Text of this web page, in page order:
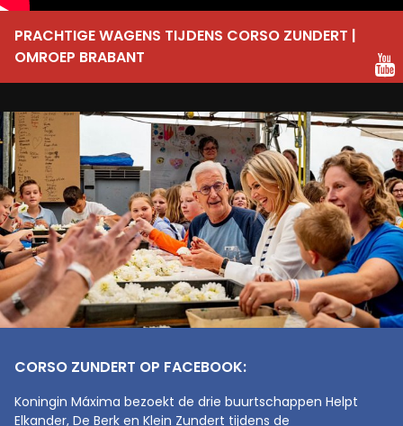
PRACHTIGE WAGENS TIJDENS CORSO ZUNDERT |
OMROEP BRABANT
CORSO ZUNDERT OP FACEBOOK:
Koningin Máxima bezoekt de drie buurtschappen Helpt
Elkander, De Berk en Klein Zundert tijdens de